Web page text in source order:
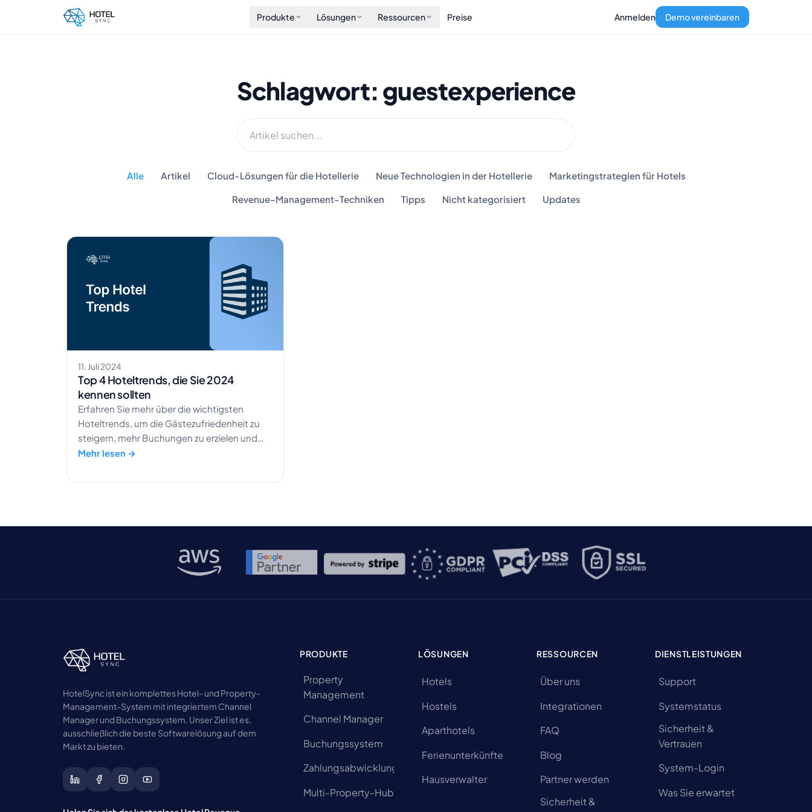
Produkte Lösungen Ressourcen Preise Anmelden Demo vereinbaren
Schlagwort: guestexperience
Alle Artikel Cloud-Lösungen für die Hotellerie Neue Technologien in der Hotellerie Marketingstrategien für Hotels
Revenue-Management-Techniken Tipps Nicht kategorisiert Updates
11. Juli 2024
Top 4 Hoteltrends, die Sie 2024
kennen sollten
Erfahren Sie mehr über die wichtigsten
Hoteltrends, um die Gästezufriedenheit zu
steigern, mehr Buchungen zu erzielen und
den Ruf Ihres Hotels langfristig zu stärken.
Mehr lesen →
HotelSync ist ein komplettes Hotel- und Property-
Management-System mit integriertem Channel
Manager und Buchungssystem. Unser Ziel ist es,
ausschließlich die beste Softwarelösung auf dem
Markt zu bieten.
PRODUKTE
Property
Management
Channel Manager
Buchungssystem
Zahlungsabwicklung
Multi-Property-Hub
LÖSUNGEN
Hotels
Hostels
Aparthotels
Ferienunterkünfte
Hausverwalter
RESSOURCEN
Über uns
Integrationen
FAQ
Blog
Partner werden
Sicherheit &
DIENSTLEISTUNGEN
Support
Systemstatus
Sicherheit &
Vertrauen
System-Login
Was Sie erwartet